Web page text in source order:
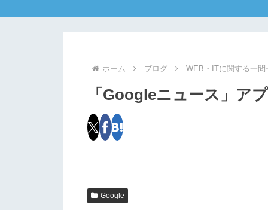
ホーム ブログ WEB・ITに関する一問
「Googleニュース」ア
Google